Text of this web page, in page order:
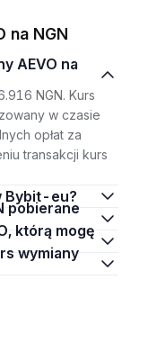
na NGN
NGN. Kurs
w czasie
opłat za
transakcji kurs
Bybit-eu?